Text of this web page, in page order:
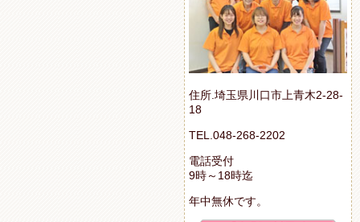
住所.埼玉県川口市上青木2-28-
18
TEL.048-268-2202
電話受付
9時～18時迄
年中無休です。